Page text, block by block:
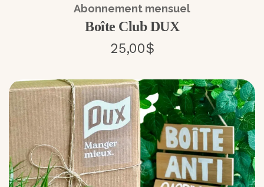
Abonnement mensuel
Boîte Club DUX
25,00$